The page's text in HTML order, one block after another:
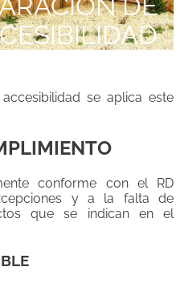
se aplica este
conforme con el RD
y a la falta de
que se indican en el